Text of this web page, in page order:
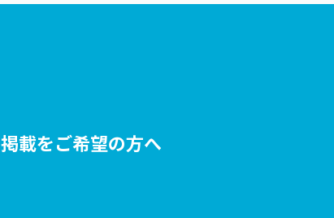
掲載をご希望の方へ